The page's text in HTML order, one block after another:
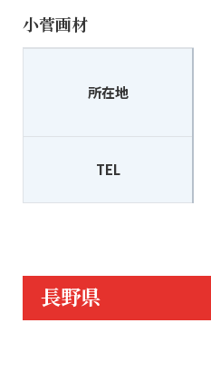
小菅画材
所在地
TEL
長野県